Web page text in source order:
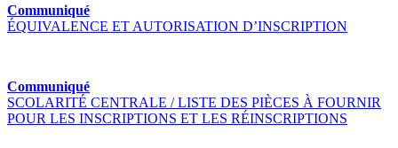
Communiqué
ÉQUIVALENCE ET AUTORISATION D’INSCRIPTION
Communiqué
SCOLARITÉ CENTRALE / LISTE DES PIÈCES À FOURNIR
POUR LES INSCRIPTIONS ET LES RÉINSCRIPTIONS